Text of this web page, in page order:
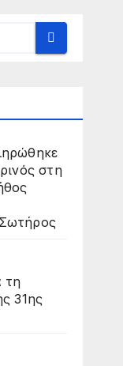
στη
τη
31ης